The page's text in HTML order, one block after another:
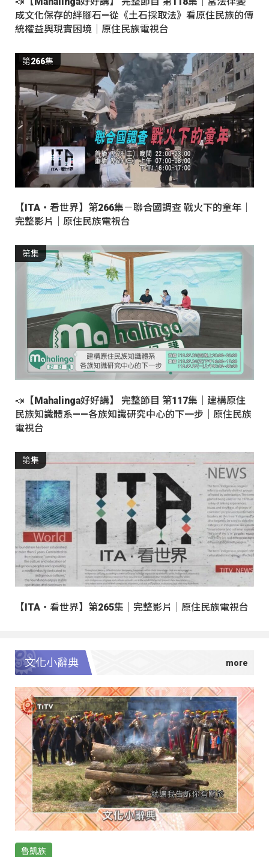
成文化保存的絆腳石—從《土石採取法》看原住民族的傳
統權益與現實困境｜原住民族電視台
第266集
【ITA・看世界】第266集－聯合國調查 戰火下的童年｜
完整影片｜原住民族電視台
第集
📣【Mahalinga好好講】 完整節目 第117集｜建構原住
民族知識體系——各族知識研究中心的下一步｜原住民族
電視台
第集
【ITA・看世界】第265集｜完整影片｜原住民族電視台
文化小辭典
魯凱族